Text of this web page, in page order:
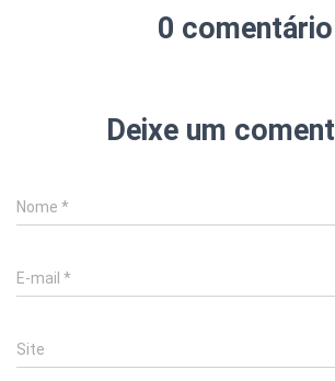
0 comentário
Deixe um
Nome *
E-mail *
Site